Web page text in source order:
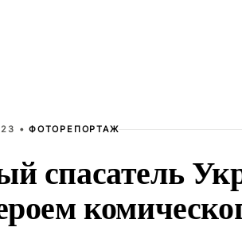
•ФОТОРЕПОРТАЖ
спасатель